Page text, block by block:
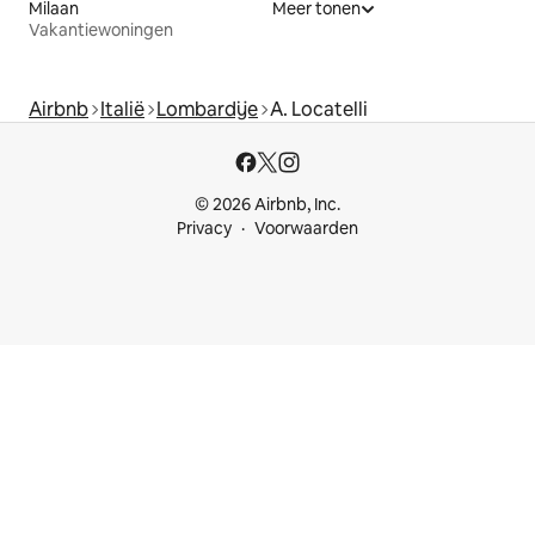
Milaan
Vakantiewoningen
Meer tonen
Airbnb Italië Lombardije A. Locatelli
© 2026 Airbnb, Inc.
Privacy
Voorwaarden